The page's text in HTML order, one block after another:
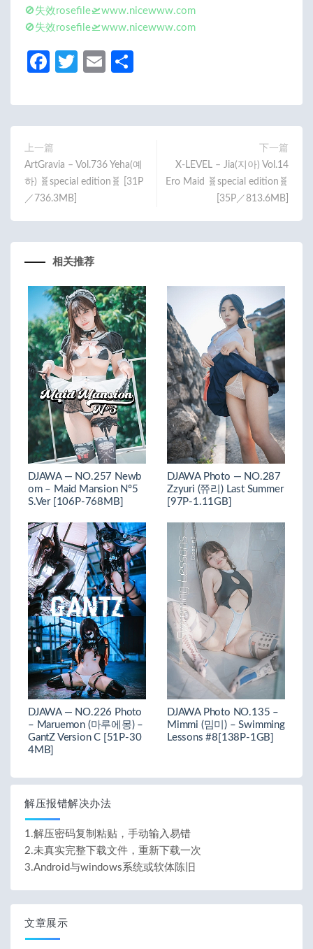
🚫失效rosefile🛫www.nicewww.com
🚫失效rosefile🛫www.nicewww.com
Fa
b
o
o
k
T
itt
er
E
ail
上一篇
ArtGravia – Vol.736 Yeha(예
하) 🧬special edition🧬 [31P
／736.3MB]
下一篇
X-LEVEL – Jia(지아) Vol.14
Ero Maid 🧬special edition🧬
[35P／813.6MB]
相关推荐
DJAWA — NO.257 Newb
om – Maid Mansion Nº5
S.Ver [106P-768MB]
DJAWA Photo — NO.287
Zzyuri (쮸리) Last Summer
[97P-1.11GB]
DJAWA — NO.226 Photo
– Maruemon (마루에몽) –
GantZ Version C [51P-30
4MB]
DJAWA Photo NO.135 –
Mimmi (밈미) – Swimming
Lessons #8[138P-1GB]
解压报错解决办法
1.解压密码复制粘贴，手动输入易错
2.未真实完整下载文件，重新下载一次
3.Android与windows系统或软体陈旧
文章展示